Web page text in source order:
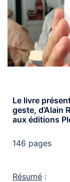
Le livre
geste, d’Alain
aux éditions
146 pages
Résumé :